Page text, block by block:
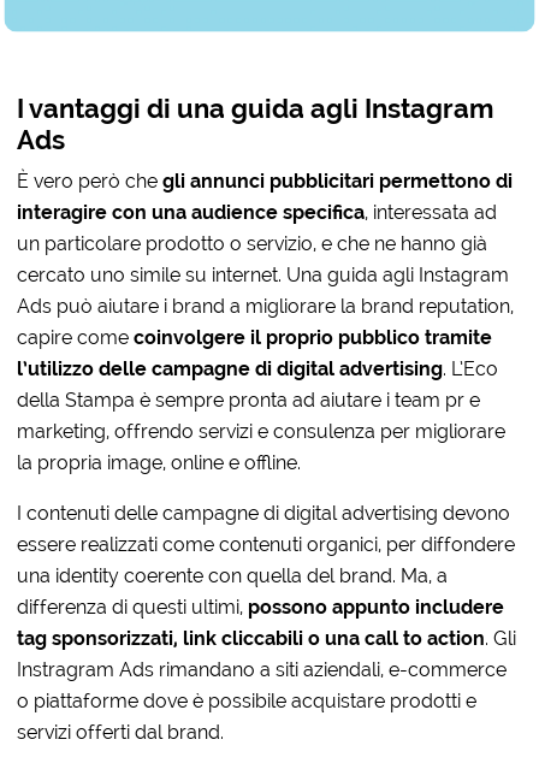
I vantaggi di una guida agli Instagram
Ads
È vero però chegli annunci pubblicitari permettono di
interagire con una audience specifica, interessata ad
un particolare prodotto o servizio, e che ne hanno già
cercato uno simile su internet. Una guida agli Instagram
Ads può aiutare i brand a migliorare la brand reputation,
capire come coinvolgere il proprio pubblico tramite
l’utilizzo delle campagne di digital advertising. L’Eco
della Stampa è sempre pronta ad aiutare i team pr e
marketing, offrendo servizi e consulenza per migliorare
la propria image, online e offline.
I contenuti delle campagne di digital advertising devono
essere realizzati come contenuti organici, per diffondere
una identity coerente con quella del brand. Ma, a
differenza di questi ultimi, possono appunto includere
tag sponsorizzati, link cliccabili o una call to action. Gli
Instragram Ads rimandano a siti aziendali, e-commerce
o piattaforme dove è possibile acquistare prodotti e
servizi offerti dal brand.